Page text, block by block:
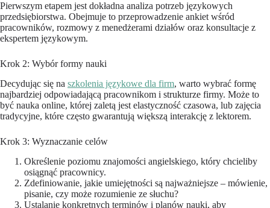
Pierwszym etapem jest dokładna analiza potrzeb językowych
przedsiębiorstwa. Obejmuje to przeprowadzenie ankiet wśród
pracowników, rozmowy z menedżerami działów oraz konsultacje z
ekspertem językowym.
Krok 2: Wybór formy nauki
Decydując się na szkolenia językowe dla firm, warto wybrać formę
najbardziej odpowiadającą pracownikom i strukturze firmy. Może to
być nauka online, której zaletą jest elastyczność czasowa, lub zajęcia
tradycyjne, które często gwarantują większą interakcję z lektorem.
Krok 3: Wyznaczanie celów
Określenie poziomu znajomości angielskiego, który chcieliby
osiągnąć pracownicy.
Zdefiniowanie, jakie umiejętności są najważniejsze – mówienie,
pisanie, czy może rozumienie ze słuchu?
Ustalanie konkretnych terminów i planów nauki, aby